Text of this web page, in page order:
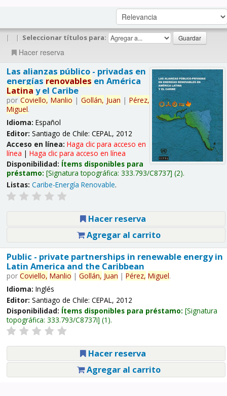
| | Seleccionar títulos para:
Hacer reserva
Las alianzas público - privadas en
energías renovables en América
Latina y el Caribe
por Coviello, Manlio | Gollán, Juan | Pérez,
Miguel.
Idioma: Español
Editor: Santiago de Chile: CEPAL, 2012
Acceso en línea: Haga clic para acceso en
línea | Haga clic para acceso en línea
Disponibilidad: Ítems disponibles para
préstamo: Signatura topográfica: 333.793/C8737 (2).
Listas: Caribe-Energía Renovable.
Hacer reserva
Agregar al carrito
Public - private partnerships in renewable energy in
Latin America and the Caribbean
por Coviello, Manlio | Gollán, Juan | Pérez, Miguel.
Idioma: Inglés
Editor: Santiago de Chile: CEPAL, 2012
Disponibilidad: Ítems disponibles para préstamo: Signatura
topográfica: 333.793/C8737i (1).
Hacer reserva
Agregar al carrito